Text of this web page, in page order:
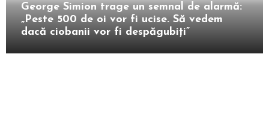
George Simion trage un semnal de alarmă:
„Peste 500 de oi vor fi ucise. Să vedem
dacă ciobanii vor fi despăgubiți”